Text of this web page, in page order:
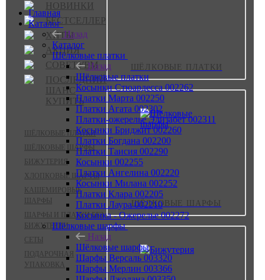
НОВИНКИ
БЕСТСЕЛЛЕР
ХИТЫ
АКЦИЯ
СОВЕТУЕМ
ПОСЛЕДНИЙ
ШАНС
КУПИТЬ
ШЁЛКОВЫЕ ПЛАТКИ
ШЁЛКОВЫЕ ШАРФЫ
БИЖУТЕРИЯ
ХЛОПКОВЫЕ ШАРФЫ
КАШЕМИРОВЫЕ
ШАРФЫ
ШАРФЫ И ПЛАТКИ БЕЗ
БИЖУТЕРИИ
СЕТЫ
ПОДАРОЧНАЯ
УПАКОВКА
ШЁЛКОВЫЕ ПЛАТКИ
ШЁЛКОВЫЕ ШАРФЫ
Главная
Каталог
Назад
Каталог
Шёлковые платки
Назад
Шёлковые платки
Косынки Стюардесса 002262
Платки Марта 002250
Платки Агата 002302
Платки-ожерелье Элизабет 002311
Косынки Бриджит 002260
Платки Богдана 002200
Платки Таисия 002290
Косынки 002255
Платки Ангелина 002220
Косынки Милана 002252
Платки Клара 002205
Платки Лаура 002210
Косынка - Ожерелье 002272
Шёлковые шарфы
Назад
Шёлковые шарфы
Шарфы Версаль 003320
Шарфы Мерлин 003366